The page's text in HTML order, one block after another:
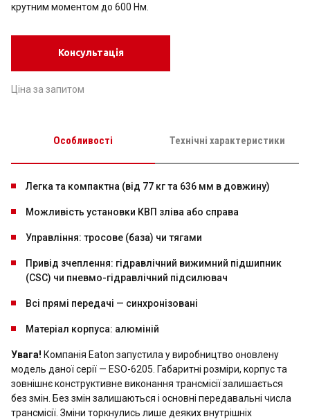
крутним моментом до 600 Нм.
Консультація
Ціна за запитом
Особливості Технічні характеристики
Легка та компактна (від 77 кг та 636 мм в довжину)
Можливість установки КВП зліва або справа
Управління: тросове (база) чи тягами
Привід зчеплення: гідравлічний вижимний підшипник
(CSC) чи пневмо-гідравлічний підсилювач
Всі прямі передачі — синхронізовані
Матеріал корпуса: алюміній
Увага! Компанія Eaton запустила у виробництво оновлену
модель даної серії — ESO-6205 . Габаритні розміри, корпус та
зовнішнє конструктивне виконання трансмісії залишається
без змін. Без змін залишаються і основні передавальні числа
трансмісії. Зміни торкнулись лише деяких внутрішніх